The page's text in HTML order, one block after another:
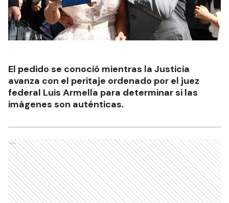
El pedido se conoció mientras la Justicia
avanza con el peritaje ordenado por el juez
federal Luis Armella para determinar si las
imágenes son auténticas.
Ads